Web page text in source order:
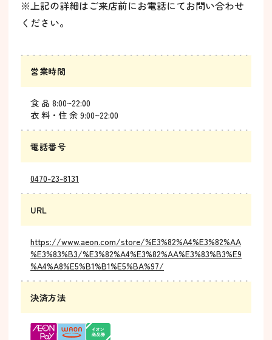
※上記の詳細はご来店前にお電話にてお問い合わせ
ください。
営業時間
食 品 8:00~22:00
衣 料・住 余 9:00~22:00
電話番号
0470-23-8131
URL
https://www.aeon.com/store/%E3%82%A4%E3%82%AA
%E3%83%B3/%E3%82%A4%E3%82%AA%E3%83%B3%E9
%A4%A8%E5%B1%B1%E5%BA%97/
決済方法